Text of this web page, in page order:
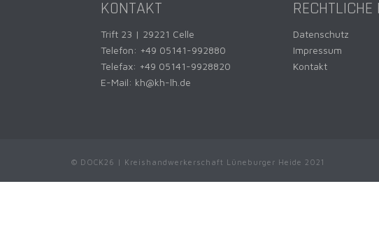
KONTAKT
Trift 23 | 29221 Celle
Telefon: +49 05141-992880
Telefax: +49 05141-9928820
E-Mail: kh@kh-lh.de
Datenschutz
Impressum
Kontakt
© DOCK26 | Kreishandwerkerschaft Lüneburger Heide 2021